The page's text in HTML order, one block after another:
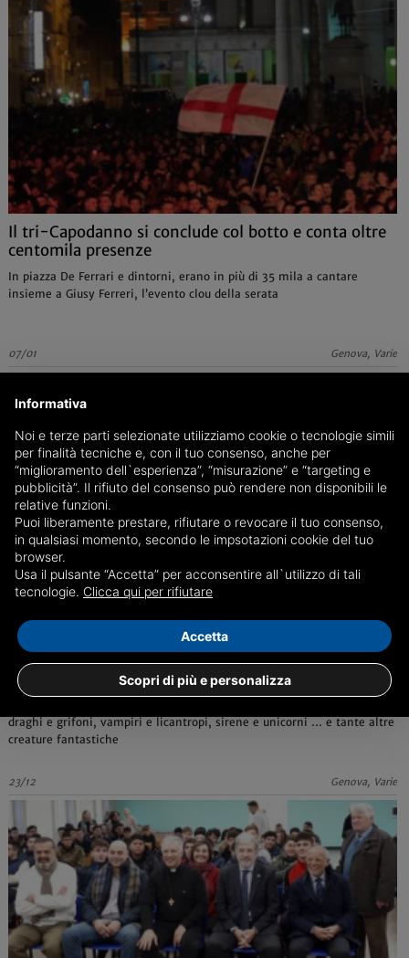
Il tri-Capodanno si conclude col botto e conta oltre
centomila presenze
In piazza De Ferrari e dintorni, erano in più di 35 mila a cantare
insieme a Giusy Ferreri, l’evento clou della serata
07/01 Genova, Varie
Mythos, creature fantastiche tra scienza e leggenda
al Museo Doria
draghi e grifoni, vampiri e licantropi, sirene e unicorni … e tante altre
creature fantastiche
23/12 Genova, Varie
Informativa
Noi e terze parti selezionate utilizziamo cookie o tecnologie simili
per finalità tecniche e, con il tuo consenso, anche per
“miglioramento dell`esperienza”, “misurazione” e “targeting e
pubblicità”. Il rifiuto del consenso può rendere non disponibili le
relative funzioni.
Puoi liberamente prestare, rifiutare o revocare il tuo consenso,
in qualsiasi momento, secondo le impsotazioni cookie del tuo
browser.
Usa il pulsante “Accetta” per acconsentire all`utilizzo di tali
tecnologie. Clicca qui per rifiutare
Scopri di più e personalizza
Accetta